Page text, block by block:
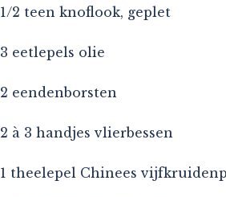
1/2 teen knoflook, geplet
3 eetlepels olie
2 eendenborsten
2 à 3 handjes vlierbessen
1 theelepel Chinees